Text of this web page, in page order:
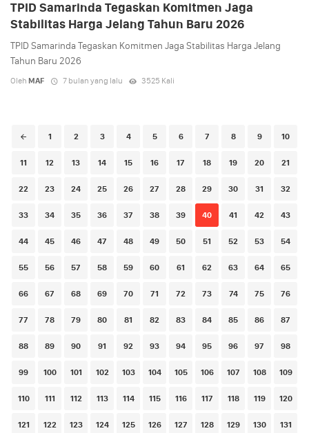
TPID Samarinda Tegaskan Komitmen Jaga
Stabilitas Harga Jelang Tahun Baru 2026
TPID Samarinda Tegaskan Komitmen Jaga Stabilitas Harga Jelang
Tahun Baru 2026
Oleh MAF 7 bulan yang lalu 3525 Kali
Posts
1 2 3 4 5 6 7 8 9 10
11 12 13 14 15 16 17 18 19 20 21
22 23 24 25 26 27 28 29 30 31 32
33 34 35 36 37 38 39 40 41 42 43
44 45 46 47 48 49 50 51 52 53 54
55 56 57 58 59 60 61 62 63 64 65
66 67 68 69 70 71 72 73 74 75 76
77 78 79 80 81 82 83 84 85 86 87
88 89 90 91 92 93 94 95 96 97 98
99 100 101 102 103 104 105 106 107 108 109
110 111 112 113 114 115 116 117 118 119 120
121 122 123 124 125 126 127 128 129 130 131